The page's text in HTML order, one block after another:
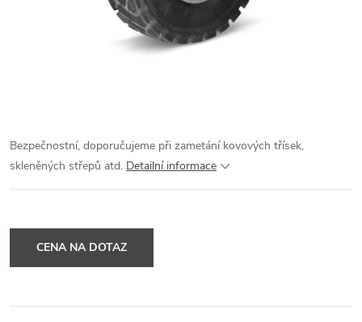
Bezpečnostní, doporučujeme při zametání kovových třísek,
skleněných střepů atd. Detailní informace
CENA NA DOTAZ